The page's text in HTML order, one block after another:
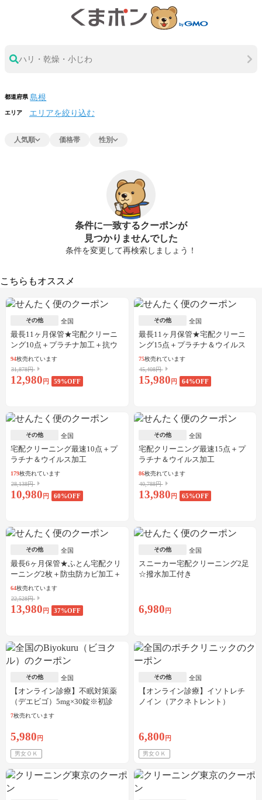
ハリ・乾燥・小じわ
都道府県
エリア エリアを絞り込む
人気順 価格帯 性別
条件に一致するクーポンが
見つかりませんでした
条件を変更して再検索しましょう！
こちらもオススメ
その他 全国
最長11ヶ月保管★宅配クリーニ
ング10点＋プラチナ加工＋抗ウ
イルス加工
94枚売れています
31,878円
12,980 円 59%OFF
その他 全国
最長11ヶ月保管★宅配クリーニ
ング15点＋プラチナ＆ウイルス
加工
75枚売れています
45,408円
15,980 円 64%OFF
その他 全国
宅配クリーニング最速10点＋プ
ラチナ＆ウイルス加工
179枚売れています
28,138円
10,980 円 60%OFF
その他 全国
宅配クリーニング最速15点＋プ
ラチナ＆ウイルス加工
86枚売れています
40,788円
13,980 円 65%OFF
その他 全国
最長6ヶ月保管★ふとん宅配クリ
ーニング2枚＋防虫防カビ加工＋
しみ抜き
64枚売れています
22,528円
13,980 円 37%OFF
その他 全国
スニーカー宅配クリーニング2足
☆撥水加工付き
6,980 円
その他 全国
【オンライン診療】不眠対策薬
（デエビゴ）5mg×30錠※初診
料・送料込
7枚売れています
5,980 円
男女ＯＫ
その他 全国
【オンライン診療】イソトレチ
ノイン（アクネトレント）
6,800 円
男女ＯＫ